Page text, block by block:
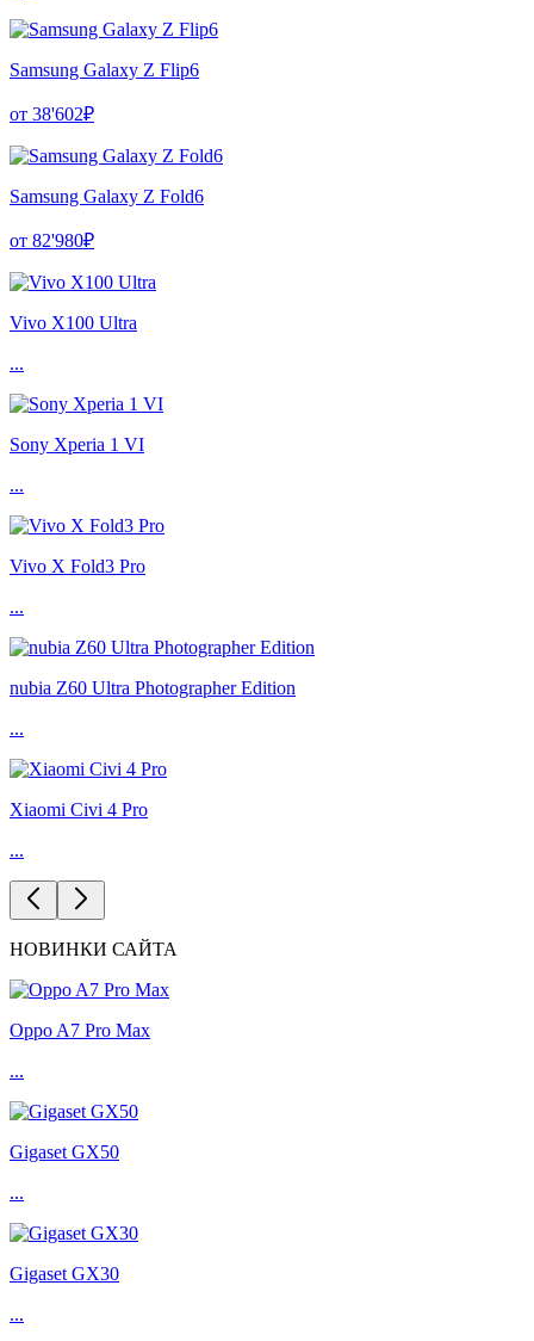
Samsung Galaxy Z Flip6
от 38'602₽
Samsung Galaxy Z Fold6
от 82'980₽
Vivo X100 Ultra
...
Sony Xperia 1 VI
...
Vivo X Fold3 Pro
...
nubia Z60 Ultra Photographer Edition
...
Xiaomi Civi 4 Pro
...
НОВИНКИ САЙТА
Oppo A7 Pro Max
...
Gigaset GX50
...
Gigaset GX30
...